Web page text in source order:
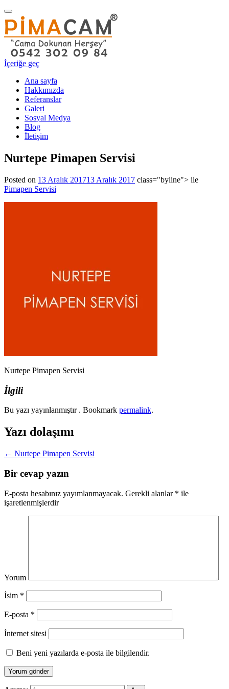
Navigasyonu
değiştir
İçeriğe geç
Ana sayfa
Hakkımızda
Referanslar
Galeri
Sosyal Medya
Blog
İletişim
Nurtepe Pimapen Servisi
Posted on 13 Aralık 201713 Aralık 2017 class="byline"> ile
Pimapen Servisi
Nurtepe Pimapen Servisi
İlgili
Bu yazı yayınlanmıştır . Bookmark permalink.
Yazı dolaşımı
← Nurtepe Pimapen Servisi
Bir cevap yazın
E-posta hesabınız yayımlanmayacak. Gerekli alanlar * ile
işaretlenmişlerdir
Yorum
İsim *
E-posta *
İnternet sitesi
Beni yeni yazılarda e-posta ile bilgilendir.